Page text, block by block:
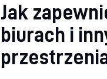
Jak
biurach i